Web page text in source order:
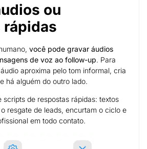
ou
rápidas
você pode gravar áudios
de voz ao follow-up. Para
aproxima pelo tom informal, cria
há alguém do outro lado.
scripts de respostas rápidas: textos
resgate de leads, encurtam o ciclo e
em todo contato.